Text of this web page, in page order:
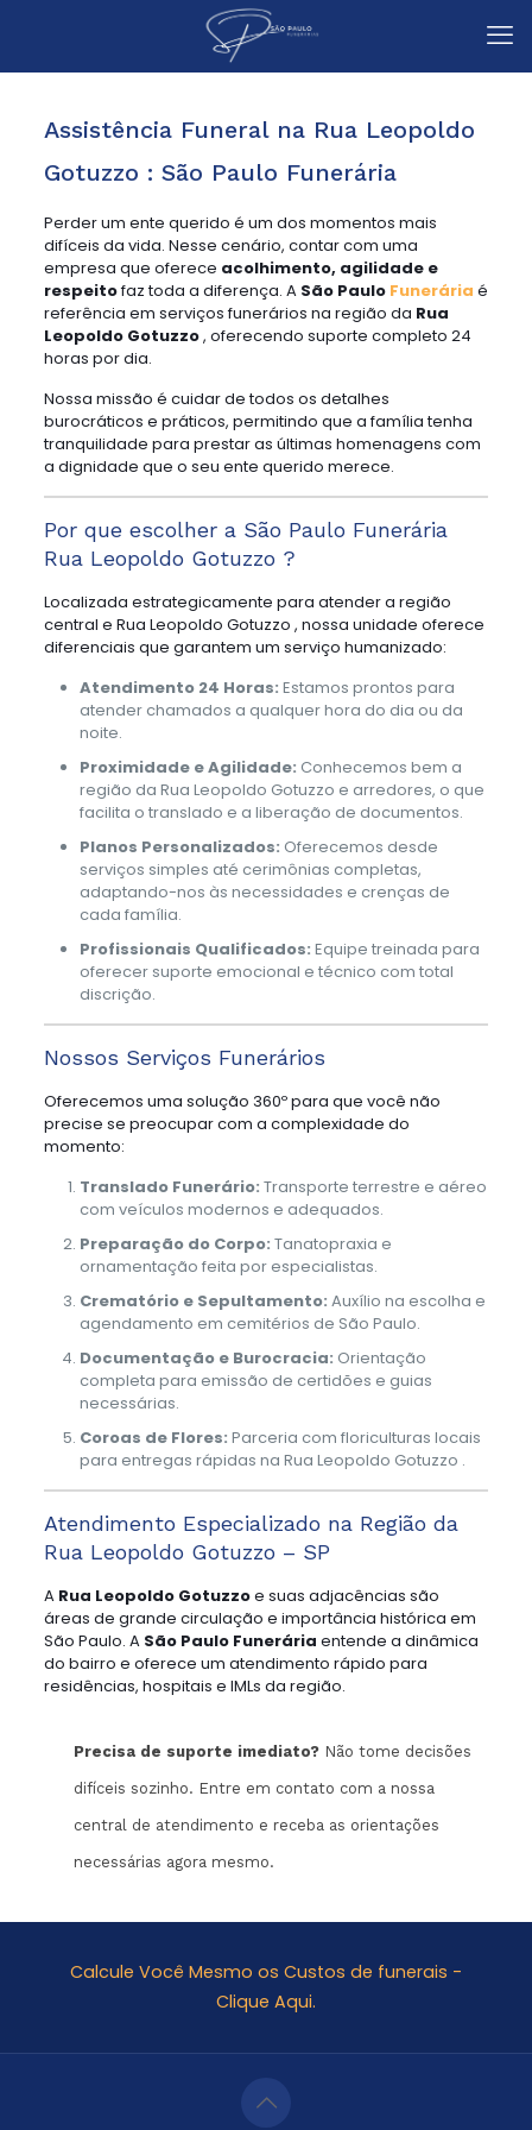
Assistência Funeral na Rua Leopoldo
Gotuzzo : São Paulo Funerária
Perder um ente querido é um dos momentos mais
difíceis da vida. Nesse cenário, contar com uma
empresa que oferece acolhimento, agilidade e
respeitofaz toda a diferença. A São Paulo Funerária é
referência em serviços funerários na região da Rua
Leopoldo Gotuzzo, oferecendo suporte completo 24
horas por dia.
Nossa missão é cuidar de todos os detalhes
burocráticos e práticos, permitindo que a família tenha
tranquilidade para prestar as últimas homenagens com
a dignidade que o seu ente querido merece.
Por que escolher a São Paulo Funerária
Rua Leopoldo Gotuzzo ?
Localizada estrategicamente para atender a região
central e Rua Leopoldo Gotuzzo , nossa unidade oferece
diferenciais que garantem um serviço humanizado:
Atendimento 24 Horas: Estamos prontos para
atender chamados a qualquer hora do dia ou da
noite.
Proximidade e Agilidade: Conhecemos bem a
região da Rua Leopoldo Gotuzzo e arredores, o que
facilita o translado e a liberação de documentos.
Planos Personalizados: Oferecemos desde
serviços simples até cerimônias completas,
adaptando-nos às necessidades e crenças de
cada família.
Profissionais Qualificados: Equipe treinada para
oferecer suporte emocional e técnico com total
discrição.
Nossos Serviços Funerários
Oferecemos uma solução 360º para que você não
precise se preocupar com a complexidade do
momento:
Translado Funerário: Transporte terrestre e aéreo
com veículos modernos e adequados.
Preparação do Corpo: Tanatopraxia e
ornamentação feita por especialistas.
Crematório e Sepultamento: Auxílio na escolha e
agendamento em cemitérios de São Paulo.
Documentação e Burocracia: Orientação
completa para emissão de certidões e guias
necessárias.
Coroas de Flores: Parceria com floriculturas locais
para entregas rápidas na Rua Leopoldo Gotuzzo .
Atendimento Especializado na Região da
Rua Leopoldo Gotuzzo – SP
A Rua Leopoldo Gotuzzoe suas adjacências são
áreas de grande circulação e importância histórica em
São Paulo. A São Paulo Funerária entende a dinâmica
do bairro e oferece um atendimento rápido para
residências, hospitais e IMLs da região.
Precisa de suporte imediato?Não tome decisões
difíceis sozinho. Entre em contato com a nossa
central de atendimento e receba as orientações
necessárias agora mesmo.
Calcule Você Mesmo os Custos de funerais -
Clique Aqui.